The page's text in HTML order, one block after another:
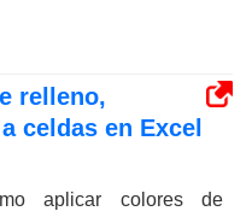
relleno,
celdas en Excel
aplicar colores de